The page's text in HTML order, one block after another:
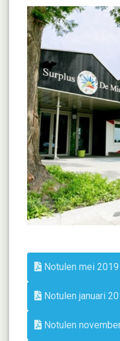
Notulen mei 2019
Notulen januari
Notulen